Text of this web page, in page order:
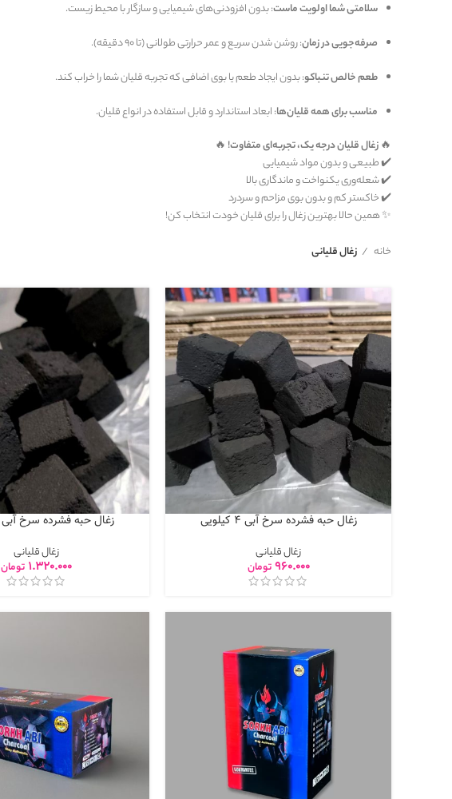
سلامتی شما اولویت ماست: بدون افزودنی‌های شیمیایی و سازگار با محیط زیست.
صرفه‌جویی در زمان: روشن شدن سریع و عمر حرارتی طولانی (تا ۹۰ دقیقه).
طعم خالص تنباکو: بدون ایجاد طعم یا بوی اضافی که تجربه قلیان شما را خراب کند.
مناسب برای همه قلیان‌ها: ابعاد استاندارد و قابل استفاده در انواع قلیان.
🔥زغال قلیان درجه یک، تجربه‌ای متفاوت! 🔥
✔️ طبیعی و بدون مواد شیمیایی
✔️ شعله‌وری یکنواخت و ماندگاری بالا
✔️ خاکستر کم و بدون بوی مزاحم و سردرد
✨ همین حالا بهترین زغال را برای قلیان خودت انتخاب کن!
خانه زغال قلیانی
زغال حبه فشرده سرخ آبی 4 کیلویی
زغال قلیانی
960.000 تومان
زغال حبه فشرده سرخ آبی 6 کیلویی
زغال قلیانی
1.320.000 تومان